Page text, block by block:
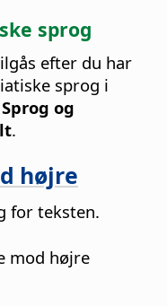
sprog
efter du har
sprog i
og
.
højre
for teksten.
mod højre